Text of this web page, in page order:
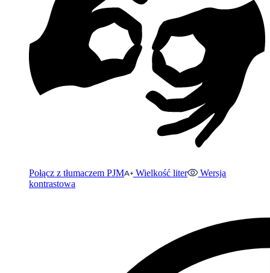
Połącz z tłumaczem PJM Wielkość liter
Wersja
kontrastowa